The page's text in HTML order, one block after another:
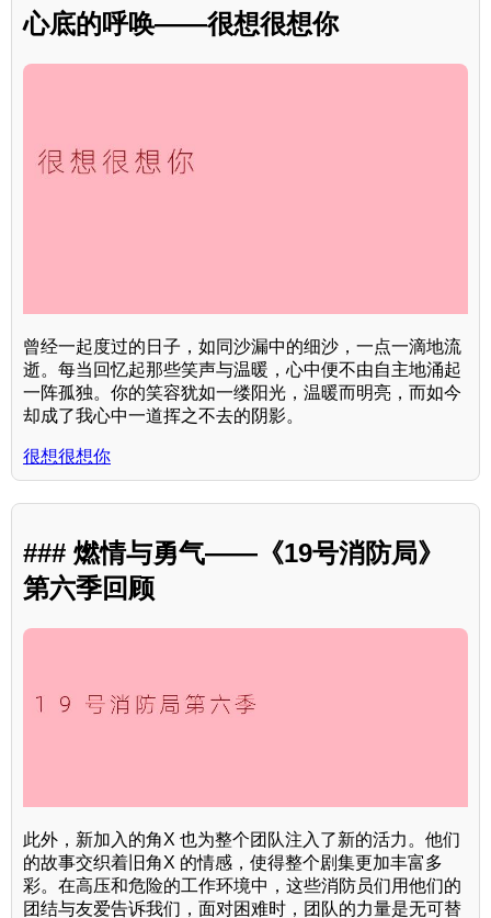
心底的呼唤——很想很想你
曾经一起度过的日子，如同沙漏中的细沙，一点一滴地流
逝。每当回忆起那些笑声与温暖，心中便不由自主地涌起
一阵孤独。你的笑容犹如一缕阳光，温暖而明亮，而如今
却成了我心中一道挥之不去的阴影。
很想很想你
### 燃情与勇气——《19号消防局》
第六季回顾
此外，新加入的角X 也为整个团队注入了新的活力。他们
的故事交织着旧角X 的情感，使得整个剧集更加丰富多
彩。在高压和危险的工作环境中，这些消防员们用他们的
团结与友爱告诉我们，面对困难时，团队的力量是无可替